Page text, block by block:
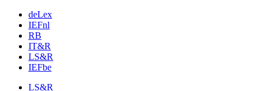
deLex
IEFnl
RB
IT&R
LS&R
IEFbe
LS&R